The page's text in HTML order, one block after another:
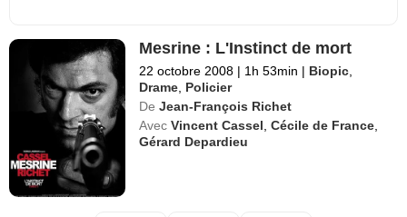
Mesrine : L'Instinct de mort
22 octobre 2008 | 1h 53min | Biopic
Drame Policier
De Jean-François Richet
Avec Vincent Cassel ,Cécile de France
Gérard Depardieu